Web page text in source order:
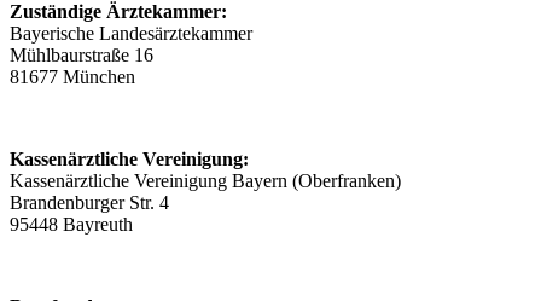
Zuständige Ärztekammer:
Bayerische Landesärztekammer
Mühlbaurstraße 16
81677 München
Kassenärztliche Vereinigung:
Kassenärztliche Vereinigung Bayern (Oberfranken)
Brandenburger Str. 4
95448 Bayreuth